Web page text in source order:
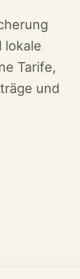
lokale
Tarife,
und